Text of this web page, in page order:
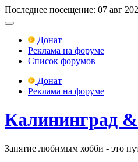
Последнее посещение: 07 авг
Донат
Реклама на форуме
Список форумов
Донат
Реклама на форуме
Калининград
Занятие любимым хобби - это